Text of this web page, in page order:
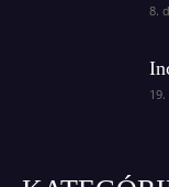
8.